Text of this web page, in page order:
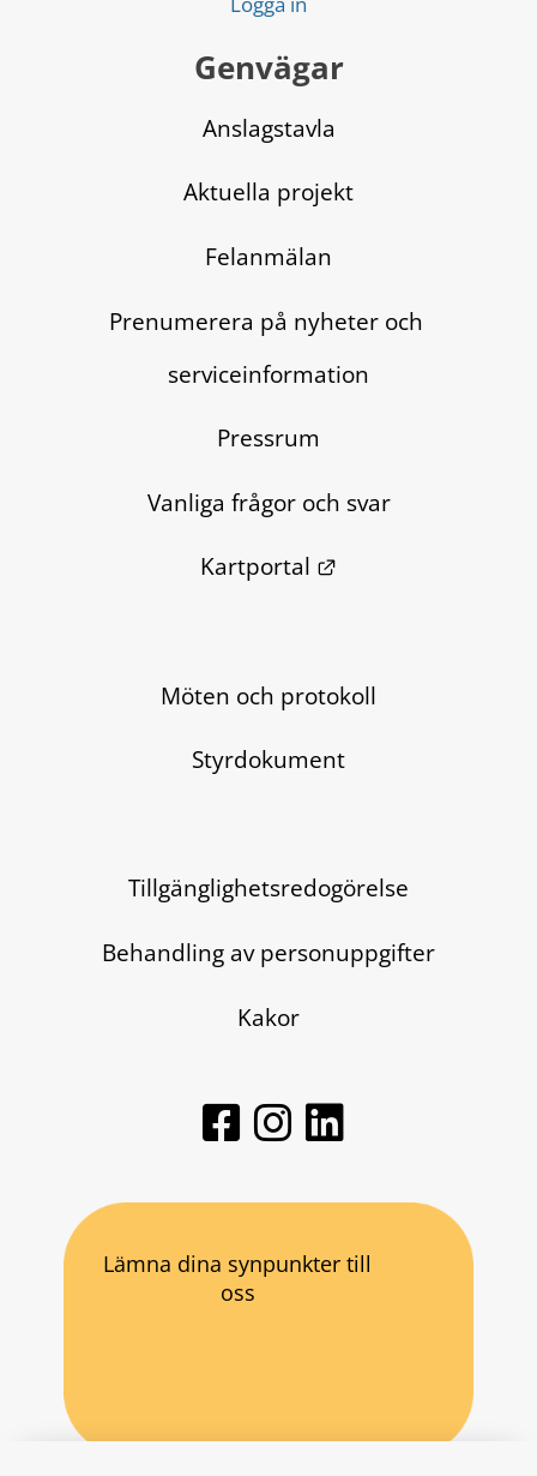
Genvägar
Anslagstavla
Aktuella projekt
Felanmälan
Prenumerera på nyheter och
serviceinformation
Pressrum
Vanliga frågor och svar
Kartportal
Länk till annan
Möten och protokoll
Styrdokument
Tillgänglighetsredogörelse
Behandling av personuppgifter
Kakor
Lämna dina synpunkter till
oss